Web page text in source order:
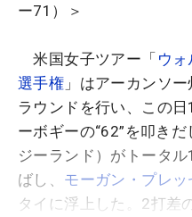
ー71）＞
米国女子ツアー「 ウ
選手権 」はアーカンソ
ラウンドを行い、この
ーボギーの“62”を叩きだ
ジーランド）がトータ
ばし、 モーガン・プレッ
タイに浮上した。2打差